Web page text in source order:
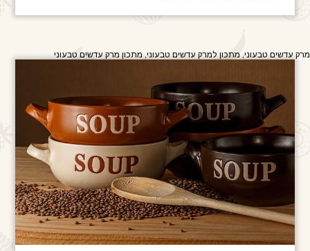
מרק עדשים טבעוני, מתכון למרק עדשים טבעוני, מתכון מרק עדשים טבעוני